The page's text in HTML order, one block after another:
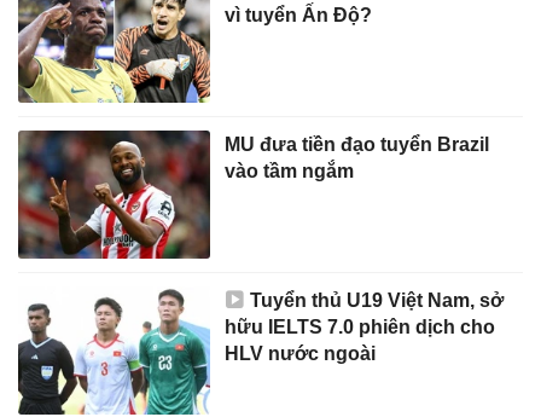
vì tuyển Ấn Độ?
MU đưa tiền đạo tuyển Brazil
vào tầm ngắm
Tuyển thủ U19 Việt Nam, sở
hữu IELTS 7.0 phiên dịch cho
HLV nước ngoài